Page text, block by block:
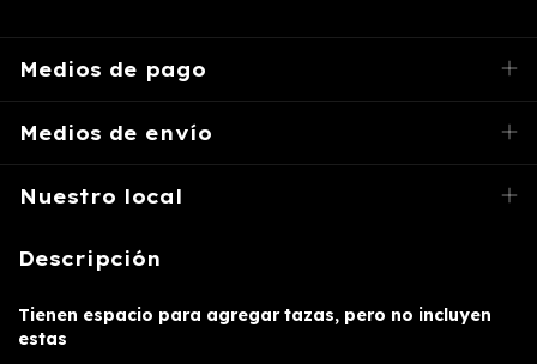
Medios de pago
Medios de envío
Nuestro local
Descripción
Tienen espacio para agregar tazas, pero no incluyen
estas